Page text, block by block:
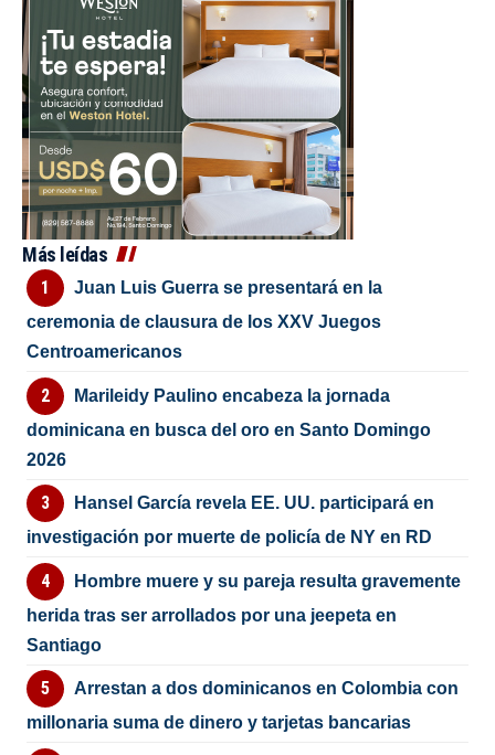
Más leídas
Juan Luis Guerra se presentará en la
ceremonia de clausura de los XXV Juegos
Centroamericanos
Marileidy Paulino encabeza la jornada
dominicana en busca del oro en Santo Domingo
2026
Hansel García revela EE. UU. participará en
investigación por muerte de policía de NY en RD
Hombre muere y su pareja resulta gravemente
herida tras ser arrollados por una jeepeta en
Santiago
Arrestan a dos dominicanos en Colombia con
millonaria suma de dinero y tarjetas bancarias